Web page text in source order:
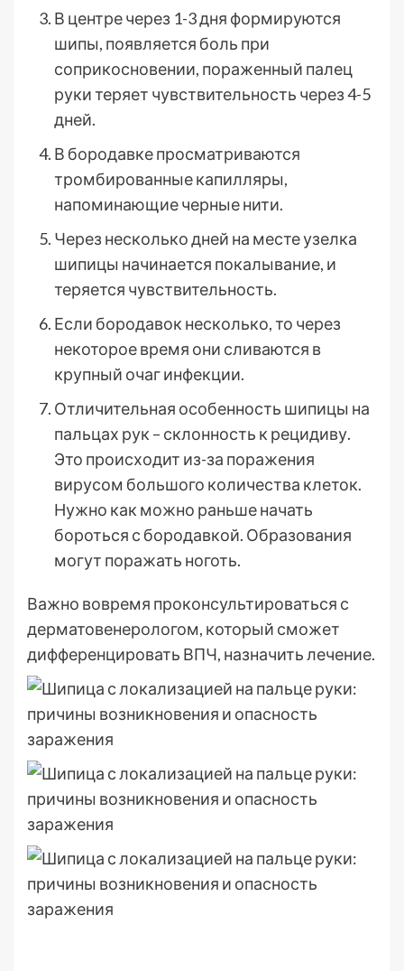
В центре через 1-3 дня формируются
шипы, появляется боль при
соприкосновении, пораженный палец
руки теряет чувствительность через 4-5
дней.
В бородавке просматриваются
тромбированные капилляры,
напоминающие черные нити.
Через несколько дней на месте узелка
шипицы начинается покалывание, и
теряется чувствительность.
Если бородавок несколько, то через
некоторое время они сливаются в
крупный очаг инфекции.
Отличительная особенность шипицы на
пальцах рук – склонность к рецидиву.
Это происходит из-за поражения
вирусом большого количества клеток.
Нужно как можно раньше начать
бороться с бородавкой. Образования
могут поражать ноготь.
Важно вовремя проконсультироваться с
дерматовенерологом, который сможет
дифференцировать ВПЧ, назначить лечение.